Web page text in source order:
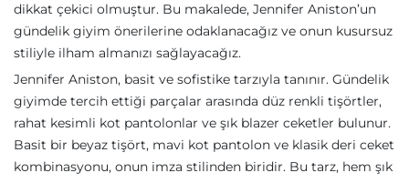
dikkat çekici olmuştur. Bu makalede, Jennifer Aniston’un
gündelik giyim önerilerine odaklanacağız ve onun kusursuz
stiliyle ilham almanızı sağlayacağız.
Jennifer Aniston, basit ve sofistike tarzıyla tanınır. Gündelik
giyimde tercih ettiği parçalar arasında düz renkli tişörtler,
rahat kesimli kot pantolonlar ve şık blazer ceketler bulunur.
Basit bir beyaz tişört, mavi kot pantolon ve klasik deri ceket
kombinasyonu, onun imza stilinden biridir. Bu tarz, hem şık